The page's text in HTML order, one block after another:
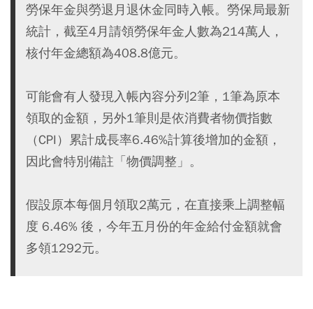
勞保年金與勞退月退休金同時入帳。勞保局最新
統計，截至4月請領勞保年金人數為214萬人，
核付年金總額為408.8億元。
可能會有人發現入帳內容分列2筆，1筆為原本
領取的金額，另外1筆則是依消費者物價指數
（CPI）累計成長率6.46%計算後增加的金額，
因此會特別備註「物價調整」。
假設原本每個月領取2萬元，在直接乘上調整幅
度 6.46% 後，今年五月份的年金給付金額就會
多領1292元。